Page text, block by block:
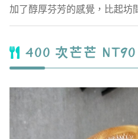
加了醇厚芬芳的感覺，比起坊
400 次芒芒